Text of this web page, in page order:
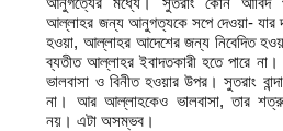
আল্লাহর জন্য আনুগত্যকে সপে দেওয়া- যার
হওয়া, আল্লাহর আদেশের জন্য নিবেদিত
ব্যতীত আল্লাহর ইবাদতকারী হতে পারে
ভালবাসা ও বিনীত হওয়ার উপর। সুতরাং
না। আর আল্লাহকেও ভালবাসা, তার
নয়। এটা অসম্ভব।